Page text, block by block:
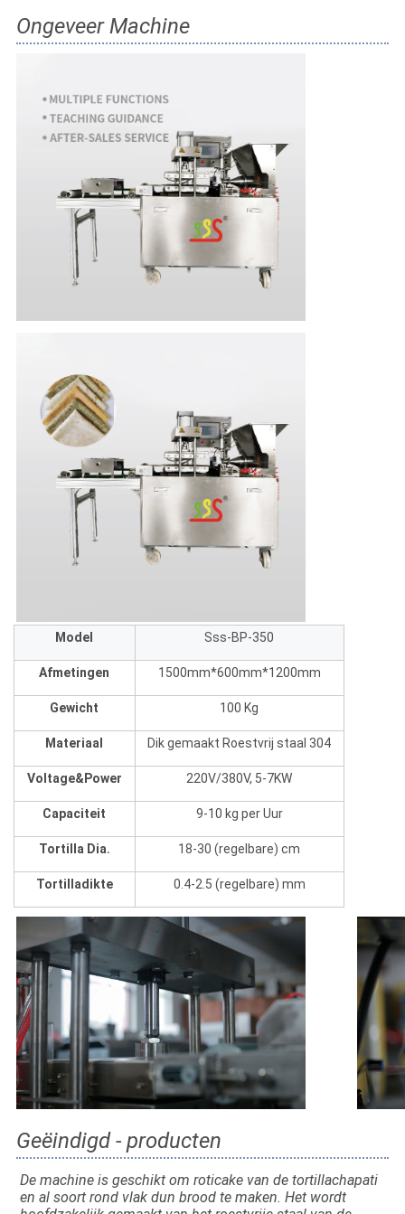
Ongeveer Machine
Model Sss-BP-350
Afmetingen 1500mm*600mm*1200mm
Gewicht 100 Kg
Materiaal Dik gemaakt Roestvrij staal 304
Voltage&Power 220V/380V, 5-7KW
Capaciteit 9-10 kg per Uur
Tortilla Dia. 18-30 (regelbare) cm
Tortilladikte 0.4-2.5 (regelbare) mm
Geëindigd - producten
De machine is geschikt om roticake van de tortillachapati
en al soort rond vlak dun brood te maken. Het wordt